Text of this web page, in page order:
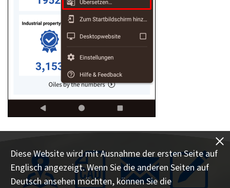
Diese Website wird mit Ausnahme der ersten Seite auf
Englisch angezeigt. Wenn Sie die anderen Seiten auf
Deutsch ansehen möchten, können Sie die